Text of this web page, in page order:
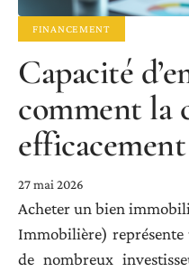
FINANCEMENT
Capacité
comment la
efficacement
27 mai 2026
Acheter un bien
Immobilière)
de nombreux